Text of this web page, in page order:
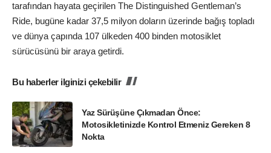
tarafından hayata geçirilen The Distinguished Gentleman’s
Ride, bugüne kadar 37,5 milyon doların üzerinde bağış topladı
ve dünya çapında 107 ülkeden 400 binden motosiklet
sürücüsünü bir araya getirdi.
Bu haberler ilginizi çekebilir
Yaz Sürüşüne Çıkmadan Önce:
Motosikletinizde Kontrol Etmeniz Gereken 8
Nokta